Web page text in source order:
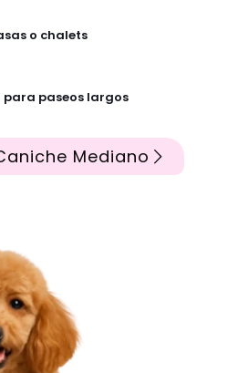
o chalets
para paseos largos
Mediano